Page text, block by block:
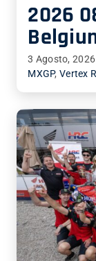
2026
3 Agosto, 2026
MXGP, Vertex